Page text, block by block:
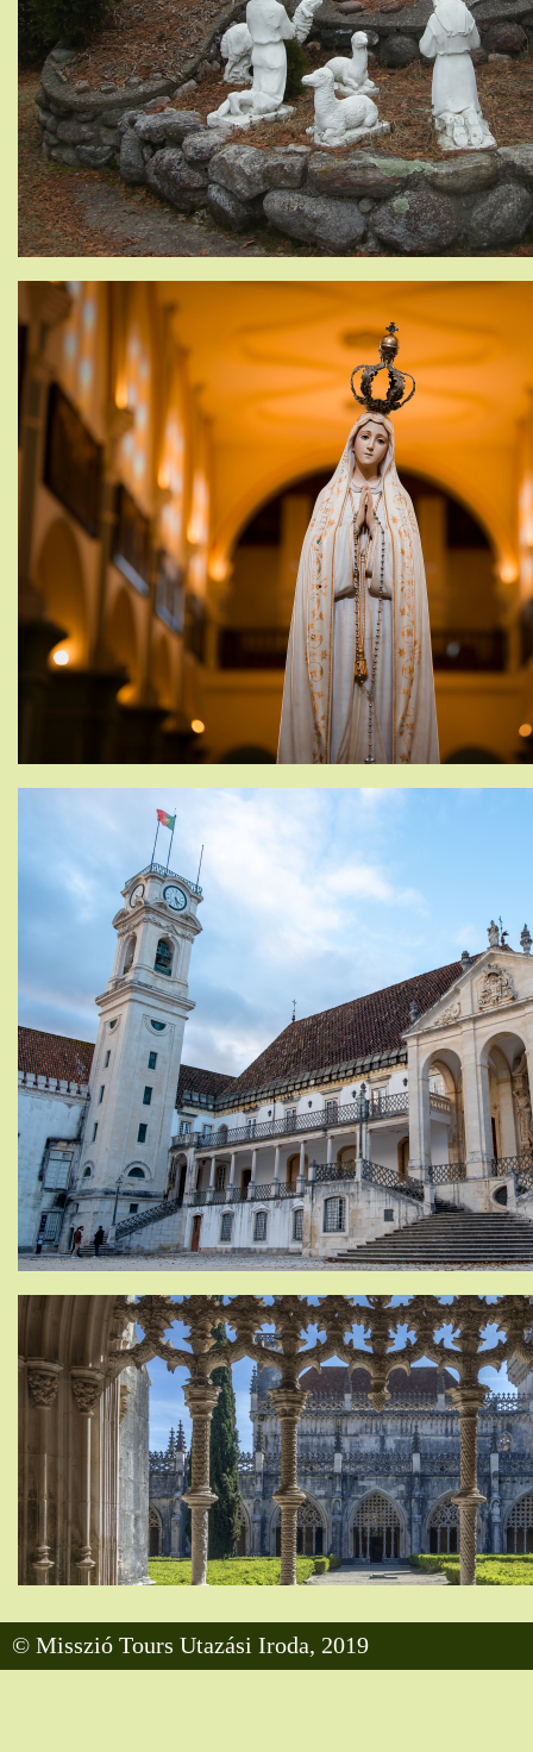
© Misszió Tours Utazási Iroda, 2019